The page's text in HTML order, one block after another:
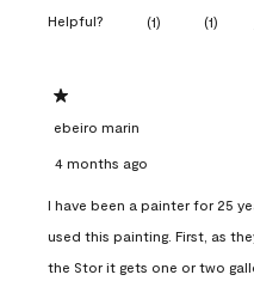
Helpful? (1) (1)
1 out of 5 stars.
ebeiro marin
4 months ago
I have been a painter for 25
used this painting. First, as
the Stor it gets one or two